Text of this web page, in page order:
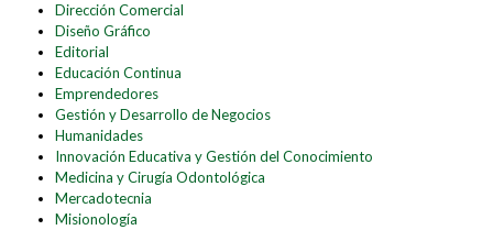
Dirección Comercial
Diseño Gráfico
Editorial
Educación Continua
Emprendedores
Gestión y Desarrollo de Negocios
Humanidades
Innovación Educativa y Gestión del Conocimiento
Medicina y Cirugía Odontológica
Mercadotecnia
Misionología